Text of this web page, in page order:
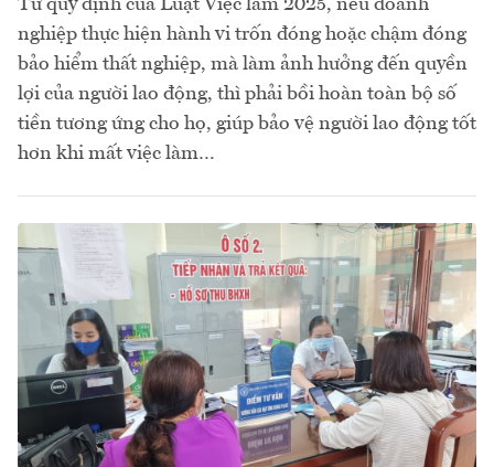
Từ quy định của Luật Việc làm 2025, nếu doanh
nghiệp thực hiện hành vi trốn đóng hoặc chậm đóng
bảo hiểm thất nghiệp, mà làm ảnh hưởng đến quyền
lợi của người lao động, thì phải bồi hoàn toàn bộ số
tiền tương ứng cho họ, giúp bảo vệ người lao động tốt
hơn khi mất việc làm…